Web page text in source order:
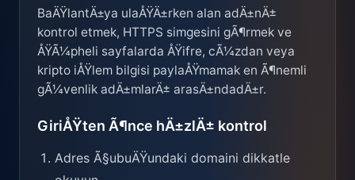
BaÄŸlantÄ±ya ulaÅŸÄ±rken alan adÄ±nÄ±
kontrol etmek, HTTPS simgesini gÃ¶rmek ve
ÅŸÃ¼pheli sayfalarda ÅŸifre, cÃ¼zdan veya
kripto iÅŸlem bilgisi paylaÅŸmamak en Ã¶nemli
gÃ¼venlik adÄ±mlarÄ± arasÄ±ndadÄ±r.
GiriÅŸten Ã¶nce hÄ±zlÄ± kontrol
Adres Ã§ubuÄŸundaki domaini dikkatle